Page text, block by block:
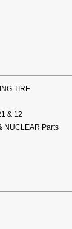
TIRE
& 12
NUCLEAR Parts